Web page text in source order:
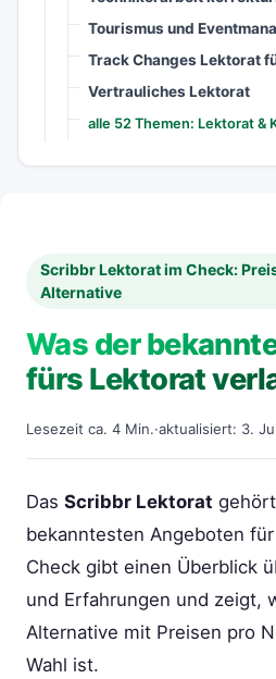
Tourismus und
Track Changes Lektorat
Vertrauliches Lektorat
alle 52 Themen: Lektorat &
Scribbr Lektorat im Check:
Alternative
Was der
fürs Lektorat
Lesezeit ca. 4 Min.·aktualisiert: 3.
Das Scribbr Lektorat
bekanntesten Angeboten
Check gibt einen Überblick
und Erfahrungen und zeigt,
Alternative mit Preisen pro
Wahl ist.